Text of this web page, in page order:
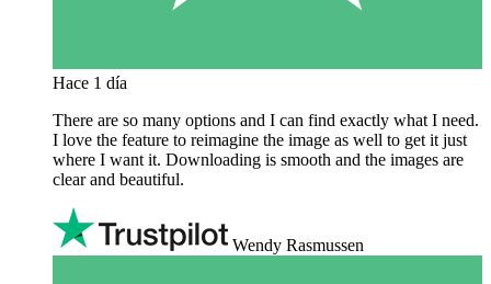
Hace 1 día
There are so many options and I can find exactly what I need.
I love the feature to reimagine the image as well to get it just
where I want it. Downloading is smooth and the images are
clear and beautiful.
Wendy Rasmussen